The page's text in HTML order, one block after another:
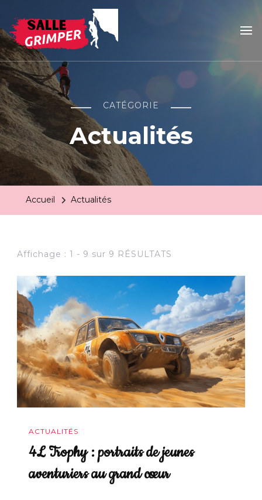
Salle grimper
Votre actualité escalade
CATÉGORIE
Actualités
Accueil Actualités
Affichage : 1 - 9 sur 9 RÉSULTATS
ACTUALITÉS
4L Trophy : portraits de jeunes
aventuriers au grand cœur